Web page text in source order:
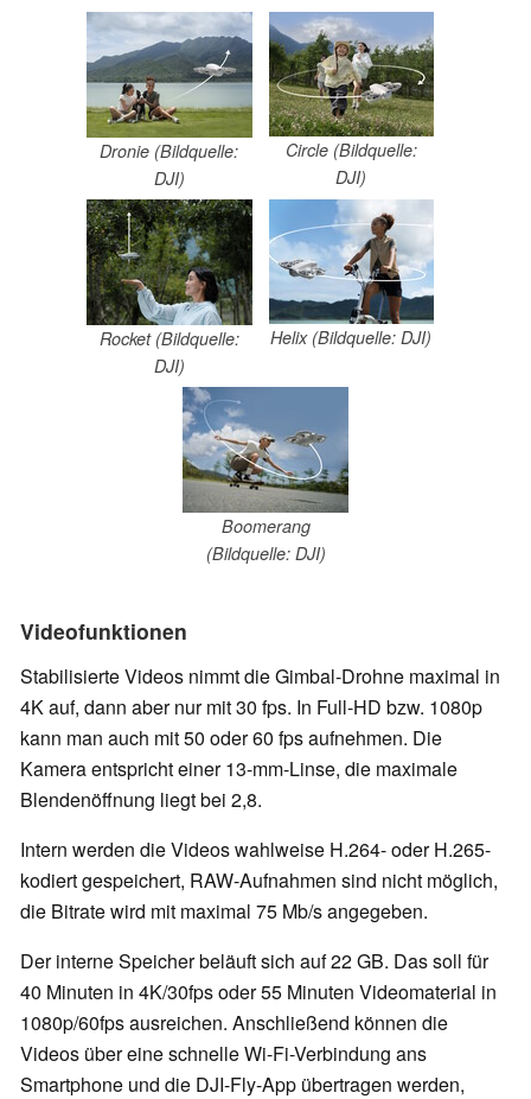
Dronie (Bildquelle:
DJI)
Circle (Bildquelle:
DJI)
Rocket (Bildquelle:
DJI)
Helix (Bildquelle: DJI)
Boomerang
(Bildquelle: DJI)
Videofunktionen
Stabilisierte Videos nimmt die Gimbal-Drohne maximal in
4K auf, dann aber nur mit 30 fps. In Full-HD bzw. 1080p
kann man auch mit 50 oder 60 fps aufnehmen. Die
Kamera entspricht einer 13-mm-Linse, die maximale
Blendenöffnung liegt bei 2,8.
Intern werden die Videos wahlweise H.264- oder H.265-
kodiert gespeichert, RAW-Aufnahmen sind nicht möglich,
die Bitrate wird mit maximal 75 Mb/s angegeben.
Der interne Speicher beläuft sich auf 22 GB. Das soll für
40 Minuten in 4K/30fps oder 55 Minuten Videomaterial in
1080p/60fps ausreichen. Anschließend können die
Videos über eine schnelle Wi-Fi-Verbindung ans
Smartphone und die DJI-Fly-App übertragen werden,